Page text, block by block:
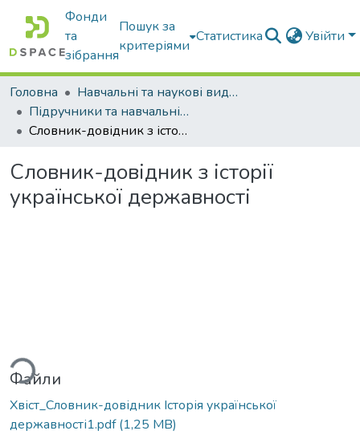
Фонди
та
зібрання
Пошук за
критеріями
Статистика Увійти
Головна
Навчальні та наукові видання
Підручники та навчальні посібники
Словник-довідник з історії української державності
Словник-довідник з історії
української державності
Файли
Хвіст_Словник-довідник Історія української
державності1.pdf(1,25 MB)